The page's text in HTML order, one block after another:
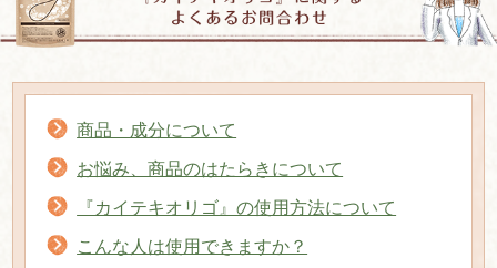
商品・成分について
お悩み、商品のはたらきについて
『カイテキオリゴ』の使用方法について
こんな人は使用できますか？